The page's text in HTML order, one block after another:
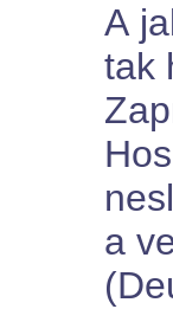
A
tak
a